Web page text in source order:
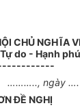
CHỦ NGHĨA
do - Hạnh
……….., ngày ….
ĐỀ NGHỊ